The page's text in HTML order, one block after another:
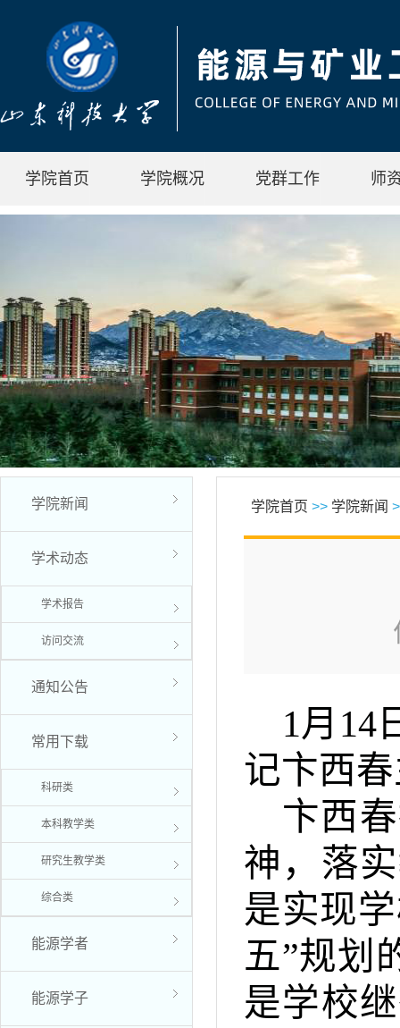
学院首页 学院概况 党群工作 师
学院新闻
学术动态
学术报告
访问交流
通知公告
常用下载
科研类
本科教学类
研究生教学类
综合类
能源学者
能源学子
学院首页 >> 学院新闻
1月14
记卞西
卞西
神，落
是实现
五”规划
是学校